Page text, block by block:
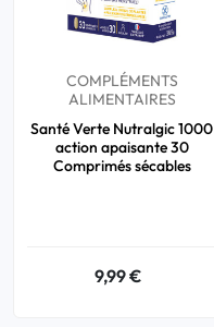
COMPLÉMENTS
ALIMENTAIRES
Santé Verte Nutralgic 1000
action apaisante 30
Comprimés sécables
9,99 €